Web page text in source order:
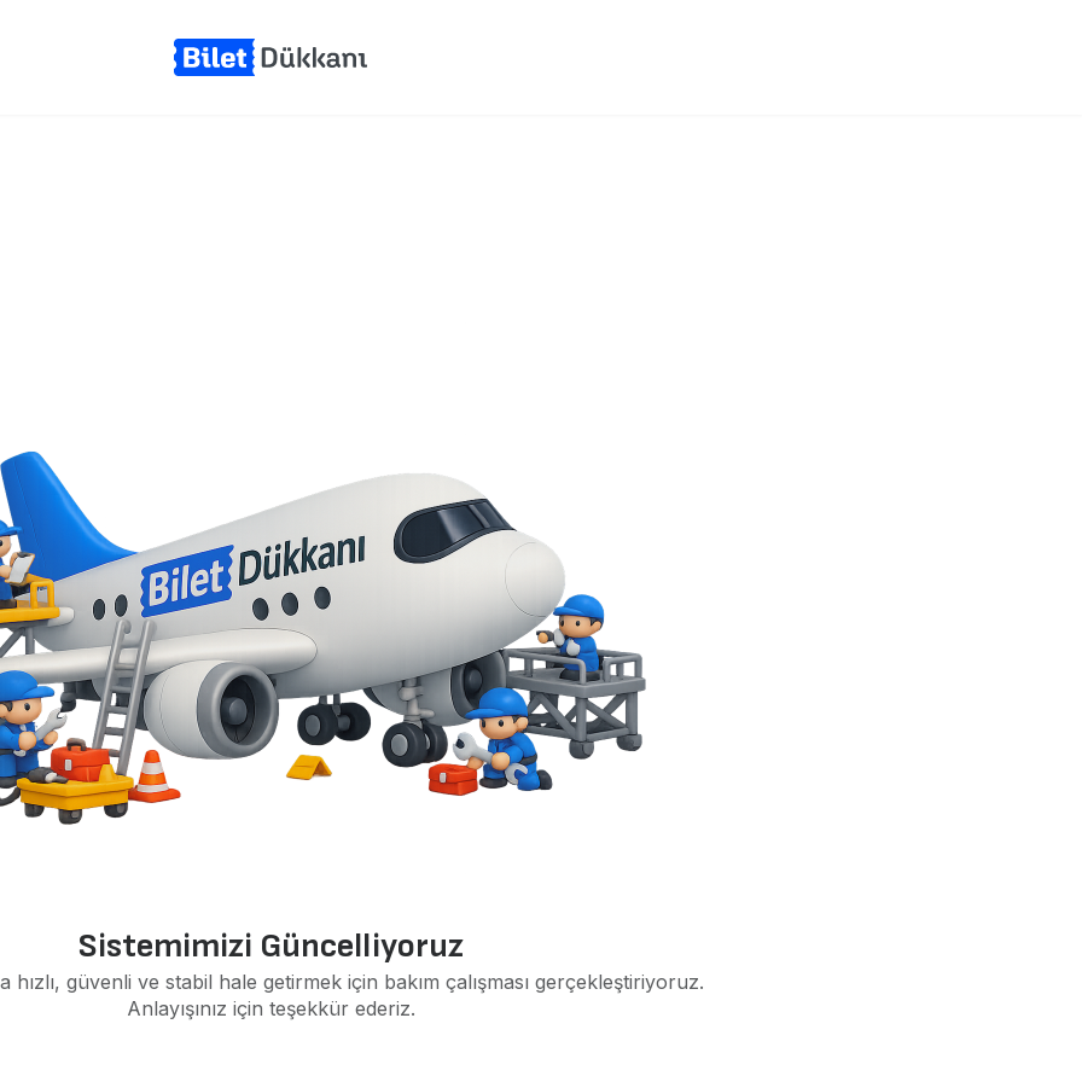
Sistemimizi Güncelliyoruz
hızlı, güvenli ve stabil hale getirmek için bakım çalışması gerçekleştiriyoruz.
Anlayışınız için teşekkür ederiz.